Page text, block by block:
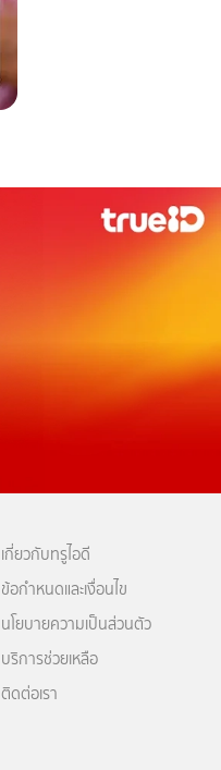
เกี่ยวกับทรูไอดี
ข้อกำหนดและเงื่อนไข
นโยบายความเป็นส่วนตัว
บริการช่วยเหลือ
ติดต่อเรา